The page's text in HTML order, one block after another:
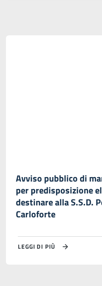
Avviso pubblico di
per predisposizione
destinare alla S.S.D.
Carloforte
LEGGI DI PIÙ